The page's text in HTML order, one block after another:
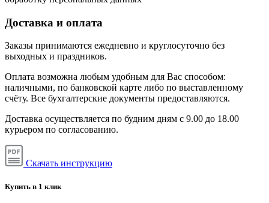
Доставка и оплата
Заказы принимаются ежедневно и круглосуточно без
выходных и праздников.
Оплата возможна любым удобным для Вас способом:
наличными, по банковской карте либо по выставленному
счёту. Все бухгалтерские документы предоставляются.
Доставка осуществляется по будним дням с 9.00 до 18.00
курьером по согласованию.
Скачать инструкцию
Купить в 1 клик